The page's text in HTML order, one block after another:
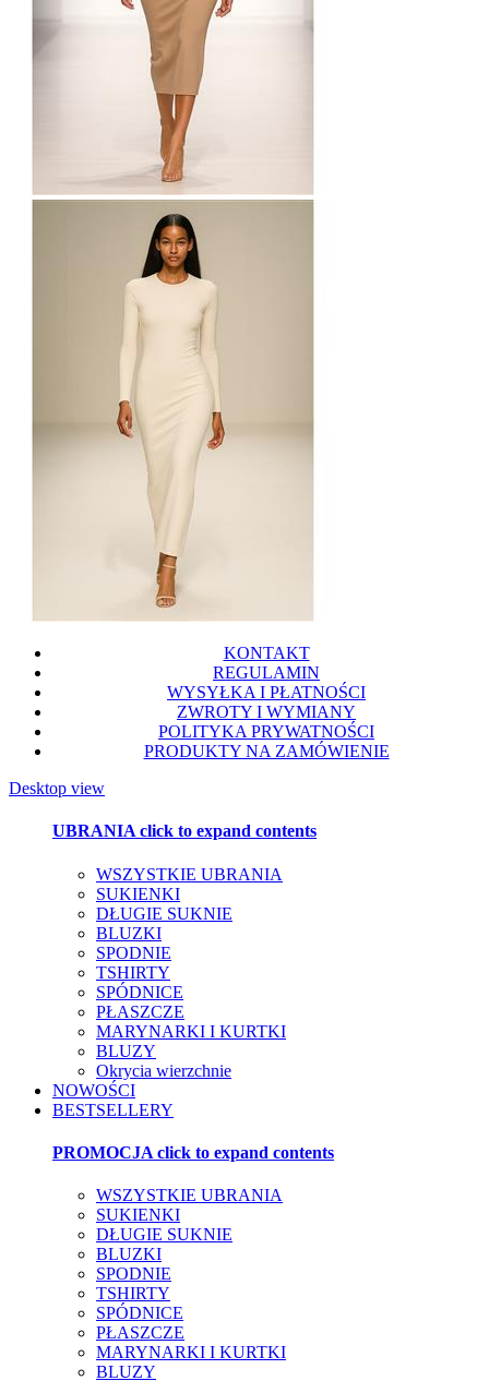
KONTAKT
REGULAMIN
WYSYŁKA I PŁATNOŚCI
ZWROTY I WYMIANY
POLITYKA PRYWATNOŚCI
PRODUKTY NA ZAMÓWIENIE
Desktop view
UBRANIAclick to expand contents
WSZYSTKIE UBRANIA
SUKIENKI
DŁUGIE SUKNIE
BLUZKI
SPODNIE
TSHIRTY
SPÓDNICE
PŁASZCZE
MARYNARKI I KURTKI
BLUZY
Okrycia wierzchnie
NOWOŚCI
BESTSELLERY
PROMOCJA click to expand contents
WSZYSTKIE UBRANIA
SUKIENKI
DŁUGIE SUKNIE
BLUZKI
SPODNIE
TSHIRTY
SPÓDNICE
PŁASZCZE
MARYNARKI I KURTKI
BLUZY